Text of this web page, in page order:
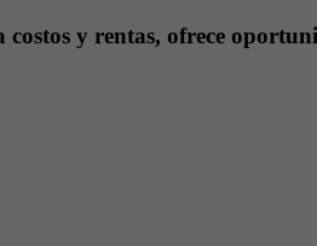
y rentas, ofrece